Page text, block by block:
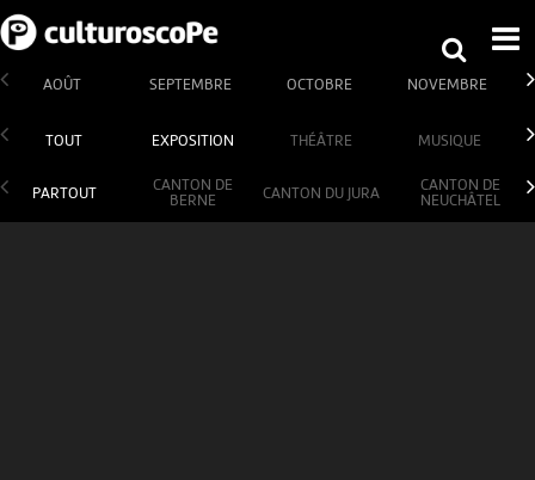
AOÛT SEPTEMBRE OCTOBRE NOVEMBRE
TOUT EXPOSITION THÉÂTRE MUSIQUE
PARTOUT
CANTON DE
BERNE
CANTON DU JURA
CANTON DE
NEUCHÂTEL